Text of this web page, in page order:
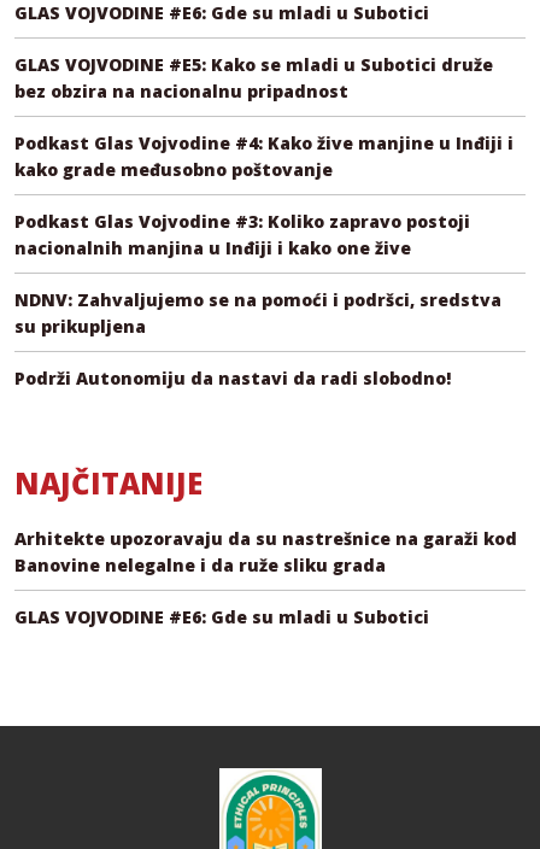
GLAS VOJVODINE #E6: Gde su mladi u Subotici
GLAS VOJVODINE #E5: Kako se mladi u Subotici druže
bez obzira na nacionalnu pripadnost
Podkast Glas Vojvodine #4: Kako žive manjine u Inđiji i
kako grade međusobno poštovanje
Podkast Glas Vojvodine #3: Koliko zapravo postoji
nacionalnih manjina u Inđiji i kako one žive
NDNV: Zahvaljujemo se na pomoći i podršci, sredstva
su prikupljena
Podrži Autonomiju da nastavi da radi slobodno!
NAJČITANIJE
Arhitekte upozoravaju da su nastrešnice na garaži kod
Banovine nelegalne i da ruže sliku grada
GLAS VOJVODINE #E6: Gde su mladi u Subotici